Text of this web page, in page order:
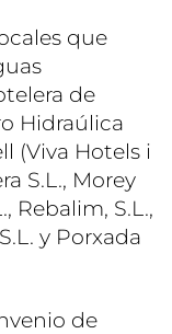
que
de
Hidraúlica
(Viva Hotels i
S.L., Morey
Rebalim, S.L.,
y Porxada
de